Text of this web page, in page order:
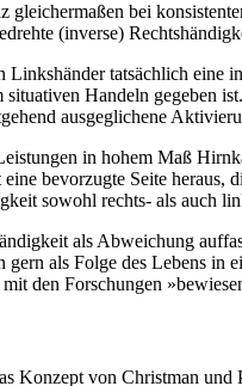
gleichermaßen bei
(inverse)
Linkshänder tatsächlich
Handeln gegeben
ausgeglichene
in hohem Maß
bevorzugte Seite
sowohl rechts- als auch
als Abweichung
gern als Folge des Lebens
den Forschungen
Konzept von Christman